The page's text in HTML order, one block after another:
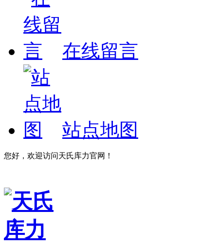
在线留言
站点地图
您好，欢迎访问天氏库力官网！